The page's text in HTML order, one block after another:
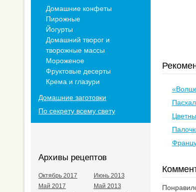
Домашние конфеты
Пирожные
Йогурты
Домашний творог и
творожные массы
Мороженое
Фруктовые десерты
Крема и глазури
Домашние заготовки
По секрету всему свету
Архивы рецептов
Октябрь 2017
Май 2017
Июнь 2013
Май 2013